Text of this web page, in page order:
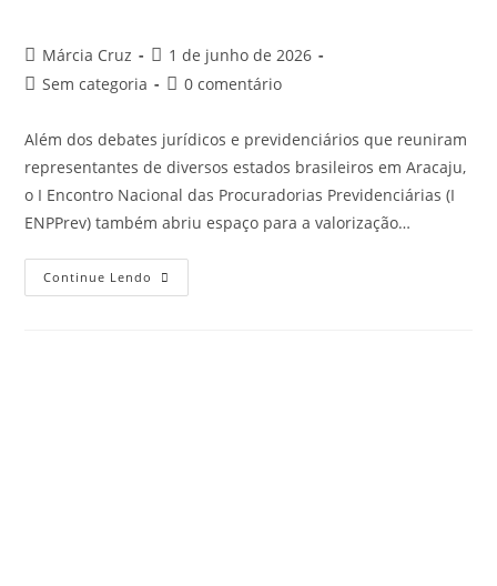
Márcia Cruz
1 de junho de 2026
Sem categoria
0 comentário
Além dos debates jurídicos e previdenciários que reuniram
representantes de diversos estados brasileiros em Aracaju,
o I Encontro Nacional das Procuradorias Previdenciárias (I
ENPPrev) também abriu espaço para a valorização…
Continue Lendo